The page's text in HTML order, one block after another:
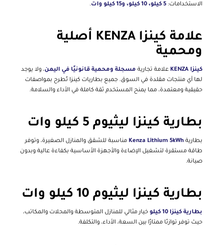
الاستخدامات: 5 كيلو، 10 كيلو، و15 كيلو وات .
علامة كينزا KENZA أصلية
ومحمية
كينزا KENZA علامة تجارية مسجلة ومحمية قانونيًا في اليمن، ولا يوجد
لها أي منتجات مقلدة في السوق. جميع بطاريات كينزا تُطرح بمواصفات
حقيقية ومعتمدة، مما يمنح المستخدم ثقة كاملة في الأداء والسلامة.
بطارية كينزا ليثيوم 5 كيلو وات
بطارية Kenza Lithium 5kWh مناسبة للشقق والمنازل الصغيرة، وتوفر
طاقة مستقرة لتشغيل الإضاءة والأجهزة الأساسية بكفاءة عالية وبدون
صيانة.
بطارية كينزا ليثيوم 10 كيلو وات
بطارية كينزا 10 كيلو
خيار مثالي للمنازل المتوسطة والمحلات والمكاتب،
حيث توفر توازنًا ممتازًا بين السعة، الأداء، والتكلفة.